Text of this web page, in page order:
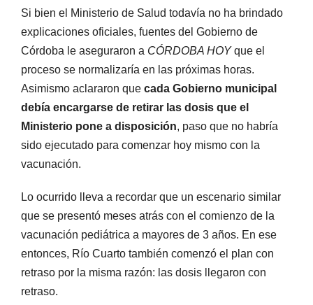
Si bien el Ministerio de Salud todavía no ha brindado
explicaciones oficiales, fuentes del Gobierno de
Córdoba le aseguraron a CÓRDOBA HOYque el
proceso se normalizaría en las próximas horas.
Asimismo aclararon que cada Gobierno municipal
debía encargarse de retirar las dosis que el
Ministerio pone a disposición, paso que no habría
sido ejecutado para comenzar hoy mismo con la
vacunación.
Lo ocurrido lleva a recordar que un escenario similar
que se presentó meses atrás con el comienzo de la
vacunación pediátrica a mayores de 3 años. En ese
entonces, Río Cuarto también comenzó el plan con
retraso por la misma razón: las dosis llegaron con
retraso.